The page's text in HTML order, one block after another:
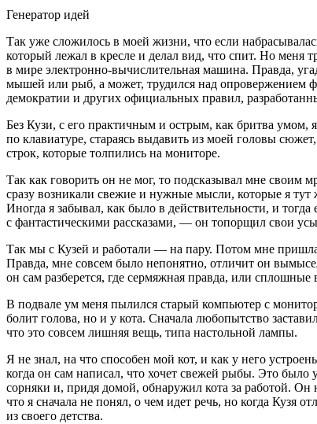
Генератор идей
Так уже сложилось в моей жизни, что если
который лежал в кресле и делал вид, что спит. Но меня
в мире электронно-вычислительная машина. Правда,
мышей или рыб, а может, трудился над опровержением
демократии и других официальных правил,
Без Кузи, с его практичным и острым, как бритва умом,
по клавиатуре, стараясь выдавить из моей головы
строк, которые толпились на мониторе.
Так как говорить он не мог, то подсказывал мне своим
сразу возникали свежие и нужные мысли, которые я тут
Иногда я забывал, как было в действительности, и
с фантастическими рассказами, — он топорщил свои
Так мы с Кузей и работали — на пару. Потом мне пришла
Правда, мне совсем было непонятно, отличит он
он сам разберется, где сермяжная правда, или
В подвале ум меня пылился старый компьютер с
болит голова, но и у кота. Сначала любопытство
что это совсем лишняя вещь, типа настольной лампы.
Я не знал, на что способен мой кот, и как у него
когда он сам написал, что хочет свежей рыбы. Это
сорняки и, придя домой, обнаружил кота за работой. Он
что я сначала не понял, о чем идет речь, но когда Кузя
из своего детства.